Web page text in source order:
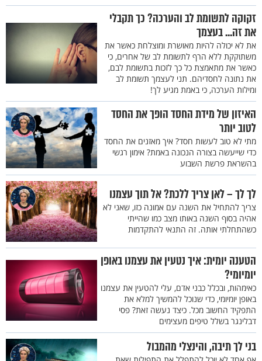
זקוקה לתשומת לב והערכה? כך תקבלי
את זה... בעצמך
את לא יכולה להיות מאושרת ומוצלחת כאשר את
משתוקקת ללא הרף לתשומת לב של אחרים, כי
כאשר את מתאמצת כל כך לזכות בתשומת לבם,
את נתונה לחסדיהם. תני לעצמך תשומת לב
ומילות הערכה, כי באמת מגיע לך!
האיזון של מידת החסד הופך את החסד
לטוב יותר
מתי לא טוב לעשות חסד? איך מאזנים את החסד
כדי שייעשה בצורה הנכונה באמת? אימון רגשי
בהשראת פרשת השבוע
לך לך – לאן צריך ללכת? אל תוך עצמנו
צריך להתחיל את השנה עם אמונה כזו, שאני לא
אהיה בסוף השנה באותו מצב כמו שהייתי
כשהתחלתי אותה. זה התנאי להתקדמות
הטענה יומית: איך נטעין את עצמנו באופן
יומיומי?
כאימהות, ובכלל כבני אדם, עלי להטעין את עצמנו
באופן יומיומי, כדי שנוכל להמשיך למלא את
התפקיד החשוב מכל. כיצד נעשה זאת? פסי
דבלינגר בשלל טיפים מעצימים
בני לך תיבה, והינצלי מהמבול